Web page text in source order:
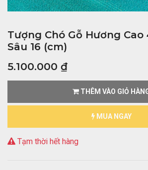
Tượng Chó Gỗ Hương Cao
Sâu 16 (cm)
5.100.000 ₫
THÊM VÀO GIỎ
MUA NGAY
Tạm thời hết hàng